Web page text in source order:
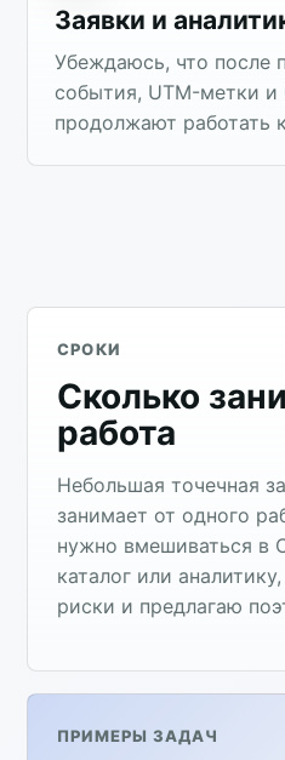
Заявки и
Убеждаюсь, что после
события, UTM-метки и
продолжают работать
СРОКИ
Сколько
работа
Небольшая точечная
занимает от одного
нужно вмешиваться в
каталог или
риски и предлагаю
ПРИМЕРЫ ЗАДАЧ